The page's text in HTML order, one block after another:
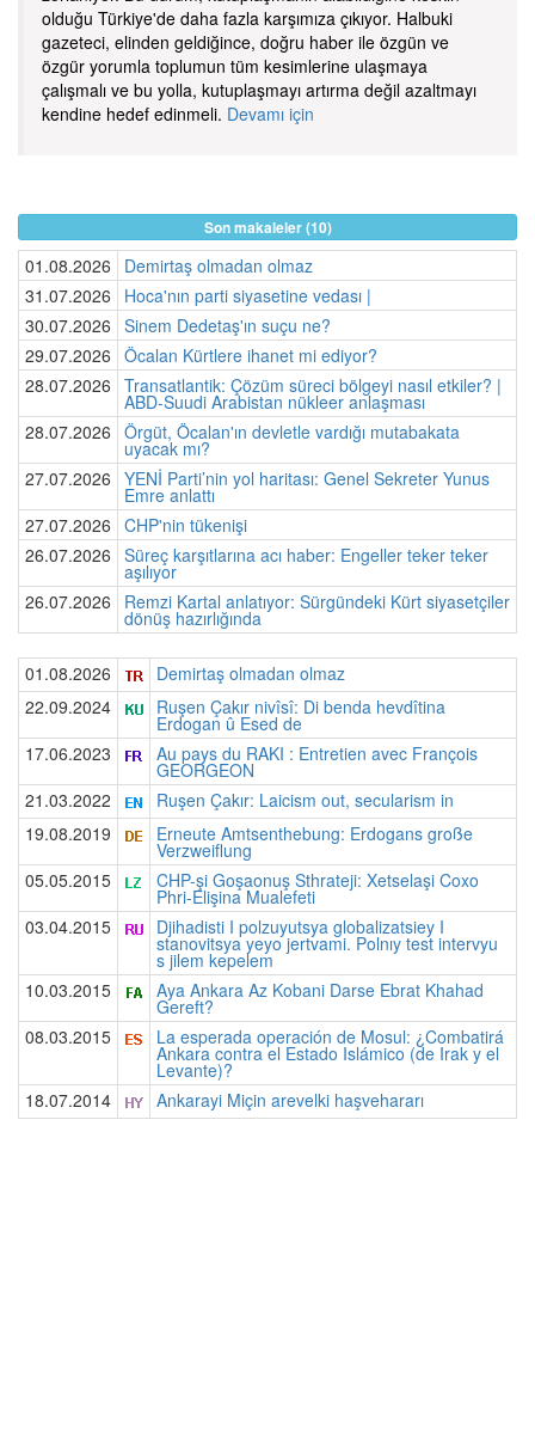
olduğu Türkiye'de daha fazla karşımıza çıkıyor. Halbuki
gazeteci, elinden geldiğince, doğru haber ile özgün ve
özgür yorumla toplumun tüm kesimlerine ulaşmaya
çalışmalı ve bu yolla, kutuplaşmayı artırma değil azaltmayı
kendine hedef edinmeli. Devamı için
Son makaleler (10)
01.08.2026
Demirtaş olmadan olmaz
31.07.2026
Hoca'nın parti siyasetine vedası |
30.07.2026 Sinem Dedetaş'ın suçu ne?
29.07.2026 Öcalan Kürtlere ihanet mi ediyor?
28.07.2026 Transatlantik: Çözüm süreci bölgeyi nasıl etkiler? |
ABD-Suudi Arabistan nükleer anlaşması
28.07.2026 Örgüt, Öcalan'ın devletle vardığı mutabakata
uyacak mı?
27.07.2026 YENİ Parti’nin yol haritası: Genel Sekreter Yunus
Emre anlattı
27.07.2026 CHP'nin tükenişi
26.07.2026 Süreç karşıtlarına acı haber: Engeller teker teker
aşılıyor
26.07.2026
Remzi Kartal anlatıyor: Sürgündeki Kürt siyasetçiler
dönüş hazırlığında
01.08.2026
Demirtaş olmadan olmaz
22.09.2024
Ruşen Çakır nivîsî: Di benda hevdîtina
Erdogan û Esed de
17.06.2023
Au pays du RAKI : Entretien avec François
GEORGEON
21.03.2022
Ruşen Çakır: Laicism out, secularism in
19.08.2019
Erneute Amtsenthebung: Erdogans große
Verzweiflung
05.05.2015
CHP-şi Goşaonuş Sthrateji: Xetselaşi Coxo
Phri-Elişina Mualefeti
03.04.2015
Djihadisti I polzuyutsya globalizatsiey I
stanovitsya yeyo jertvami. Polnıy test intervyu
s jilem kepelem
10.03.2015
Aya Ankara Az Kobani Darse Ebrat Khahad
Gereft?
08.03.2015
La esperada operación de Mosul: ¿Combatirá
Ankara contra el Estado Islámico (de Irak y el
Levante)?
18.07.2014
Ankarayi Miçin arevelki haşvehararı